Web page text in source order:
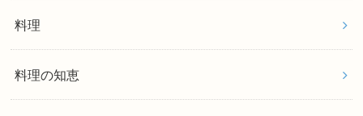
料理
料理の知恵